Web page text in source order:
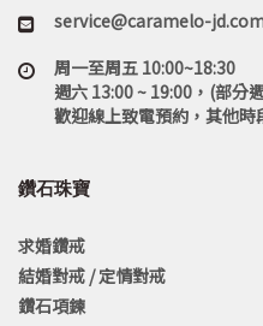
service@caramelo-
周一至周五 10:00~18:30
週六 13:00 ~ 19:00，(部分
歡迎線上致電預約，其他時
鑽石珠寶
求婚鑽戒
結婚對戒 / 定情對戒
鑽石項鍊